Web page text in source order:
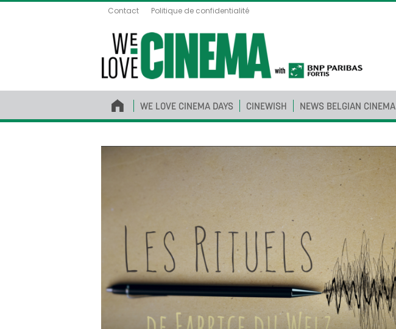
Contact Politique de confidentialité
WE LOVE CINEMA DAYS CINEWISH NEWS BELGIAN CINEMA